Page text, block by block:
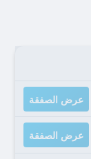
عرض الصفقة
عرض الصفقة